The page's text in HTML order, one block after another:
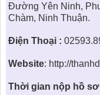
Đường Yên Ninh,
Chàm, Ninh Thuận.
Điện Thoại :
Website: http://
Thời gian nộp hồ sơ